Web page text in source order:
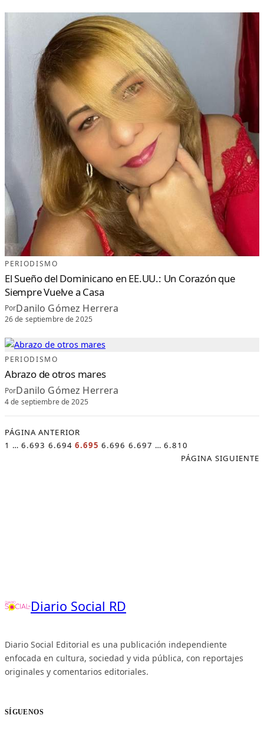
PERIODISMO
El Sueño del Dominicano en EE.UU.: Un Corazón que
Siempre Vuelve a Casa
PorDanilo Gómez Herrera
26 de septiembre de 2025
PERIODISMO
Abrazo de otros mares
PorDanilo Gómez Herrera
4 de septiembre de 2025
PÁGINA ANTERIOR
1 … 6.693 6.694 6.695 6.696 6.697 … 6.810
PÁGINA SIGUIENTE
Diario Social RD
Diario Social Editorial es una publicación independiente
enfocada en cultura, sociedad y vida pública, con reportajes
originales y comentarios editoriales.
SÍGUENOS